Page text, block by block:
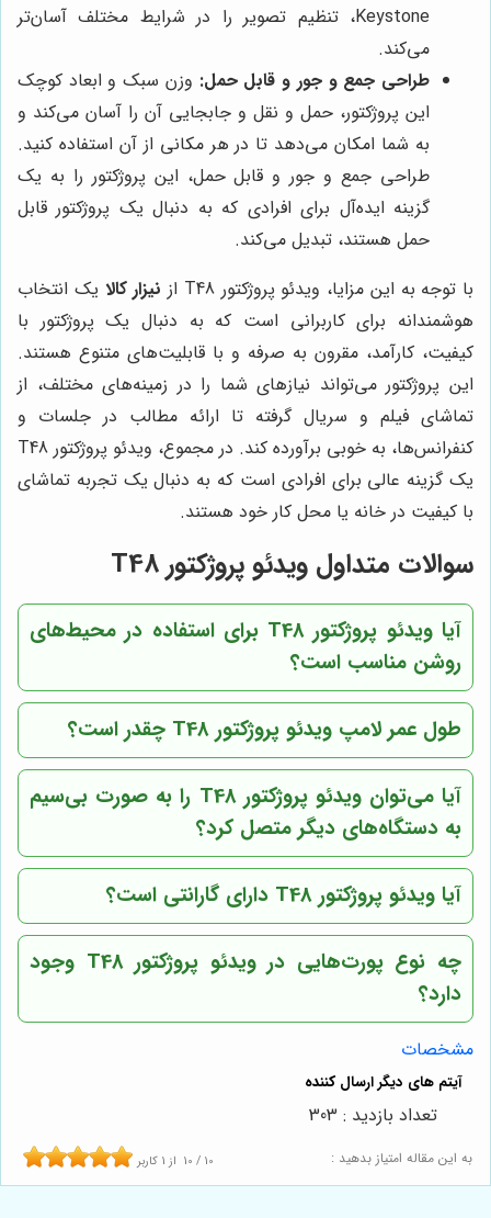
Keystone، تنظیم تصویر را در شرایط مختلف آسان‌تر
می‌کند.
طراحی جمع و جور و قابل حمل: وزن سبک و ابعاد کوچک
این پروژکتور، حمل و نقل و جابجایی آن را آسان می‌کند و
به شما امکان می‌دهد تا در هر مکانی از آن استفاده کنید.
طراحی جمع و جور و قابل حمل، این پروژکتور را به یک
گزینه ایده‌آل برای افرادی که به دنبال یک پروژکتور قابل
حمل هستند، تبدیل می‌کند.
با توجه به این مزایا، ویدئو پروژکتور T48 از
نیزار کالا یک انتخاب
هوشمندانه برای کاربرانی است که به دنبال یک پروژکتور با
کیفیت، کارآمد، مقرون به صرفه و با قابلیت‌های متنوع هستند.
این پروژکتور می‌تواند نیازهای شما را در زمینه‌های مختلف، از
تماشای فیلم و سریال گرفته تا ارائه مطالب در جلسات و
کنفرانس‌ها، به خوبی برآورده کند. در مجموع، ویدئو پروژکتور T48
یک گزینه عالی برای افرادی است که به دنبال یک تجربه تماشای
با کیفیت در خانه یا محل کار خود هستند.
سوالات متداول ویدئو پروژکتور T48
آیا ویدئو پروژکتور T48 برای استفاده در محیط‌های
روشن مناسب است؟
طول عمر لامپ ویدئو پروژکتور T48 چقدر است؟
آیا می‌توان ویدئو پروژکتور T48 را به صورت بی‌سیم
به دستگاه‌های دیگر متصل کرد؟
آیا ویدئو پروژکتور T48 دارای گارانتی است؟
چه نوع پورت‌هایی در ویدئو پروژکتور T48 وجود
دارد؟
مشخصات
به این مقاله امتیاز بدهید : 10 / 10 از 1 کاربر
تعداد بازدید : 303